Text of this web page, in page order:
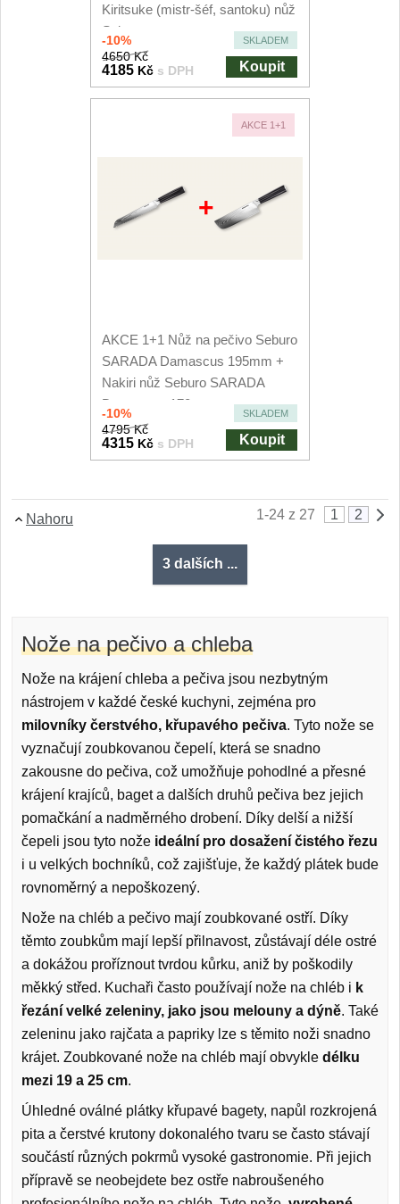
Kiritsuke (mistr-šéf, santoku) nůž
Seburo...
-10% SKLADEM
4650 Kč
4185 Kč s DPH Koupit
AKCE 1+1
+
AKCE 1+1 Nůž na pečivo Seburo
SARADA Damascus 195mm +
Nakiri nůž Seburo SARADA
Damascus 170mm
-10% SKLADEM
4795 Kč
4315 Kč s DPH Koupit
Nahoru 1-24 z 27 1 2
3 dalších ...
Nože na pečivo a chleba
Nože na krájení chleba a pečiva jsou nezbytným
nástrojem v každé české kuchyni, zejména pro
milovníky čerstvého, křupavého pečiva. Tyto nože se
vyznačují zoubkovanou čepelí, která se snadno
zakousne do pečiva, což umožňuje pohodlné a přesné
krájení krajíců, baget a dalších druhů pečiva bez jejich
pomačkání a nadměrného drobení. Díky delší a nižší
čepeli jsou tyto nože ideální pro dosažení čistého řezu
i u velkých bochníků, což zajišťuje, že každý plátek bude
rovnoměrný a nepoškozený.
Nože na chléb a pečivo mají zoubkované ostří. Díky
těmto zoubkům mají lepší přilnavost, zůstávají déle ostré
a dokážou proříznout tvrdou kůrku, aniž by poškodily
měkký střed. Kuchaři často používají nože na chléb i k
řezání velké zeleniny, jako jsou melouny a dýně. Také
zeleninu jako rajčata a papriky lze s těmito noži snadno
krájet. Zoubkované nože na chléb mají obvykle délku
mezi 19 a 25 cm.
Úhledné oválné plátky křupavé bagety, napůl rozkrojená
pita a čerstvé krutony dokonalého tvaru se často stávají
součástí různých pokrmů vysoké gastronomie. Při jejich
přípravě se neobejdete bez ostře nabroušeného